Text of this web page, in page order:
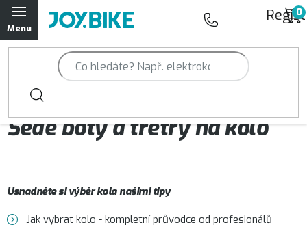
Přejít
na
obsah
Trailová kola Qayron
Horská kola Qayron
Dámská horská kola Qayron
Šedé boty a tretry na kolo
Usnadněte si výběr kola našimi tipy
Jak vybrat kolo - kompletní průvodce od profesionálů